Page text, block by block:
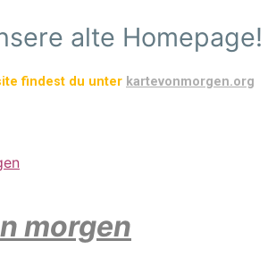
alte Homepage!
findest du unter kartevonmorgen.org
morgen